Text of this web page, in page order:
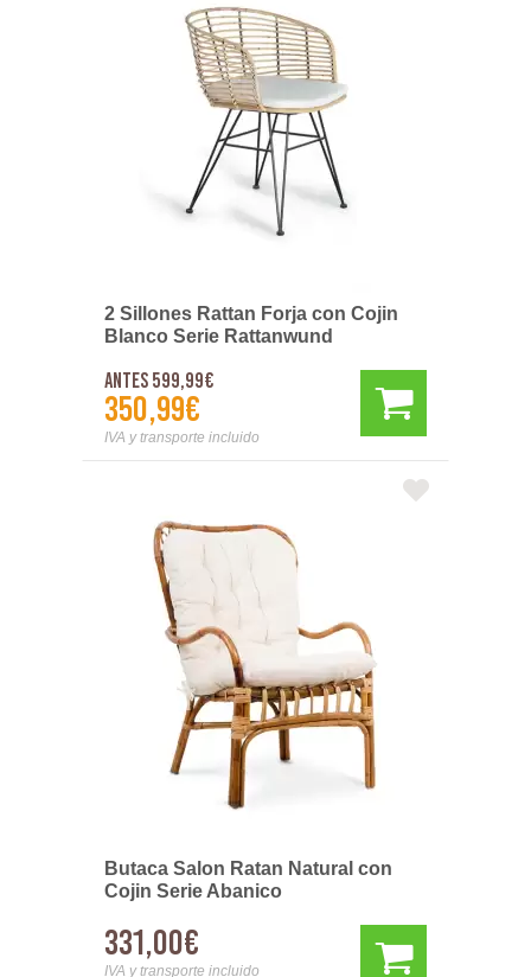
2 Sillones Rattan Forja con Cojin
Blanco Serie Rattanwund
Antes 599,99€
350,99€
IVA y transporte incluido
Butaca Salon Ratan Natural con
Cojin Serie Abanico
331,00€
IVA y transporte incluido